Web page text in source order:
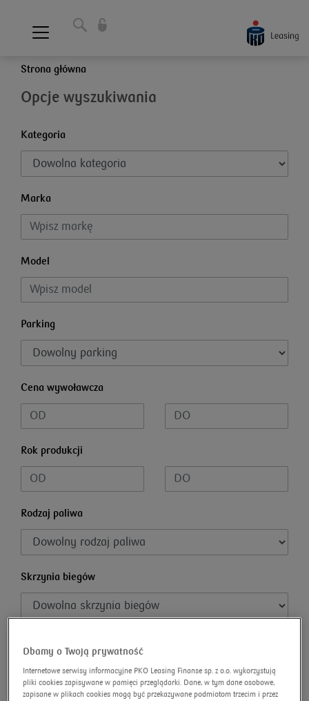
Strona główna
Opcje wyszukiwania
Kategoria
Marka
Model
Parking
Cena wywoławcza
Rok produkcji
Rodzaj paliwa
Skrzynia biegów
Omnibus
Szukaj
Dbamy o Twoją prywatność
Internetowe serwisy informacyjne PKO Leasing Finanse sp. z o.o. wykorzystują
pliki cookies zapisywane w pamięci przeglądarki. Dane, w tym dane osobowe,
zapisane w plikach cookies mogą być przekazywane podmiotom trzecim i przez